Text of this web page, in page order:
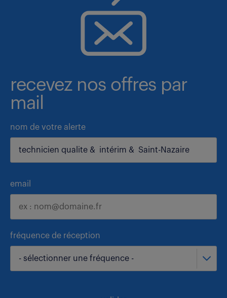
recevez nos offres par
mail
nom de votre alerte
email
fréquence de réception
- sélectionner une fréquence -